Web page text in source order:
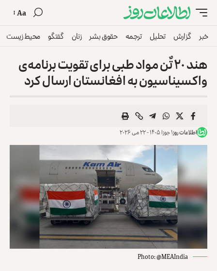
Aa
خبر گزارش تحلیل ترجمه حقوق بشر زنان گفتگو محیط زیست
هند ۲۰ تٌن مواد طبی برای تقویت برنامه‌ی
واکسیناسیون به افغانستان ارسال کرد
اطلاعات روز۱ جوزا ۱۴۰۵ - ۲۲ می ۲۰۲۶
Photo: @MEAIndia